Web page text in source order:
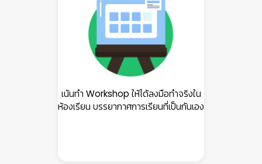
เน้นทำ Workshop ให้ได้ลงมือทำจริงใน
ห้องเรียน บรรยากาศการเรียนที่เป็นกันเอง